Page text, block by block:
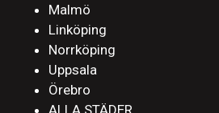
Malmö
Linköping
Norrköping
Uppsala
Örebro
ALLA STÄDER